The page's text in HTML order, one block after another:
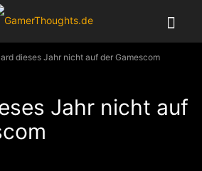
dieses Jahr nicht auf der Gamescom
Jahr nicht auf